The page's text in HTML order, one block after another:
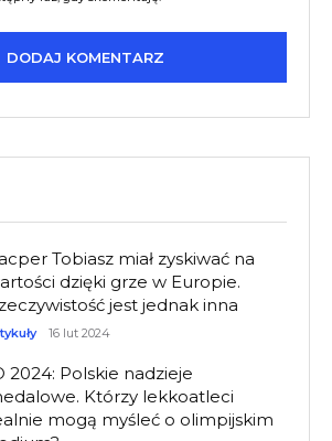
Tobiasz miał zyskiwać na
dzięki grze w Europie.
jest jednak inna
16 lut 2024
2024: Polskie nadzieje
Którzy lekkoatleci
mogą myśleć o olimpijskim